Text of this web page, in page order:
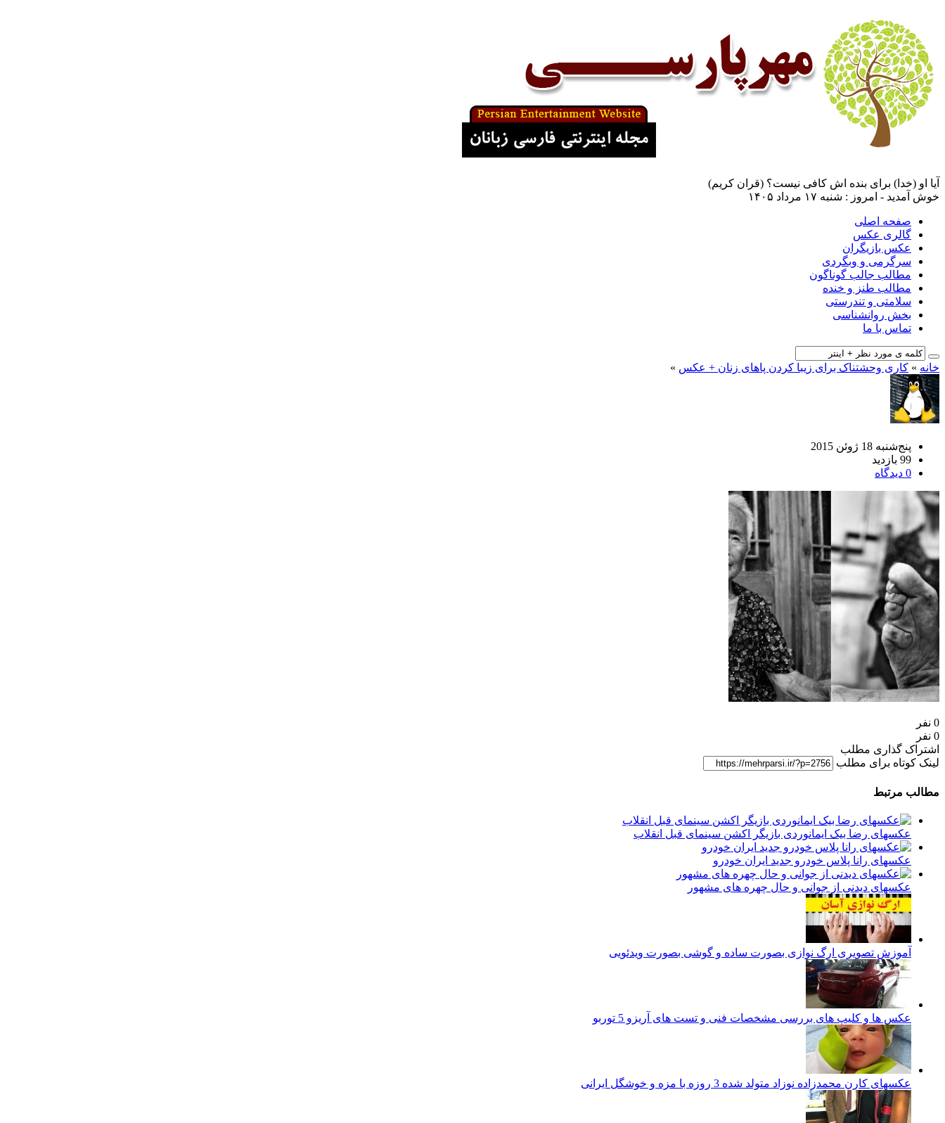
آیا او (خدا) برای بنده اش کافی نیست؟ (قران کریم)
خوش آمدید - امروز : شنبه ۱۷ مرداد ۱۴۰۵
صفحه اصلی
گالری عکس
عکس بازیگران
سرگرمی و وبگردی
مطالب جالب گوناگون
مطالب طنز و خنده
سلامتی و تندرستی
بخش روانشناسی
تماس با ما
خانه » کاری وحشتناک برای زیبا کردن پاهای زنان + عکس »
پنج‌شنبه 18 ژوئن 2015
99 بازدید
0 دیدگاه
0 نفر
0 نفر
اشتراک گذاری مطلب
لینک کوتاه برای مطلب
مطالب مرتبط
عکسهای رضا بیک ایمانوردی بازیگر اکشن سینمای قبل انقلاب
عکسهای رانا پلاس خودرو جدید ایران خودرو
عکسهای دیدنی از جوانی و حال چهره های مشهور
آموزش تصویری ارگ نوازی بصورت ساده و گوشی بصورت ویدئویی
عکس ها و کلیپ های بررسی مشخصات فنی و تست های آریزو 5 توربو
عکسهای کارن محمدزاده نوزاد متولد شده 3 روزه با مزه و خوشگل ایرانی